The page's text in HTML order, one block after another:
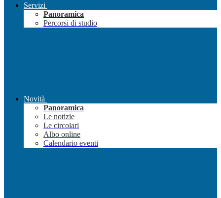
Servizi
Panoramica
Percorsi di studio
Novità
Panoramica
Le notizie
Le circolari
Albo online
Calendario eventi